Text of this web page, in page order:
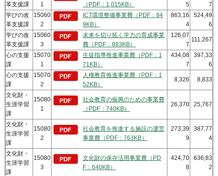
革支援課
1
（PDF：1,015KB）
5
7
学びの改
革支援課
15060
2
ICT環境整備事業費（PDF：84
9KB）
863,16
4
524,49
6
学びの改
革支援課
15060
3
未来を切り拓く学力の育成事業
費（PDF：883KB）
126,07
7
111,267
心の支援
課
15070
1
生徒指導推進事業費（PDF：1
71KB）
434,08
7
397,33
6
心の支援
課
15070
2
人権教育推進事業費（PDF：1
52KB）
8,326 8,833
文化財・
生涯学習
課
15080
1
社会教育の振興のための事業費
（PDF：740KB）
26,370 25,767
文化財・
生涯学習
課
15080
2
社会教育を推進する施設の運営
事業費（PDF：763KB）
273,39
9
387,77
4
文化財・
生涯学習
課
15080
3
文化財の保存活用事業費（PD
F：640KB）
424,70
8
636,83
2